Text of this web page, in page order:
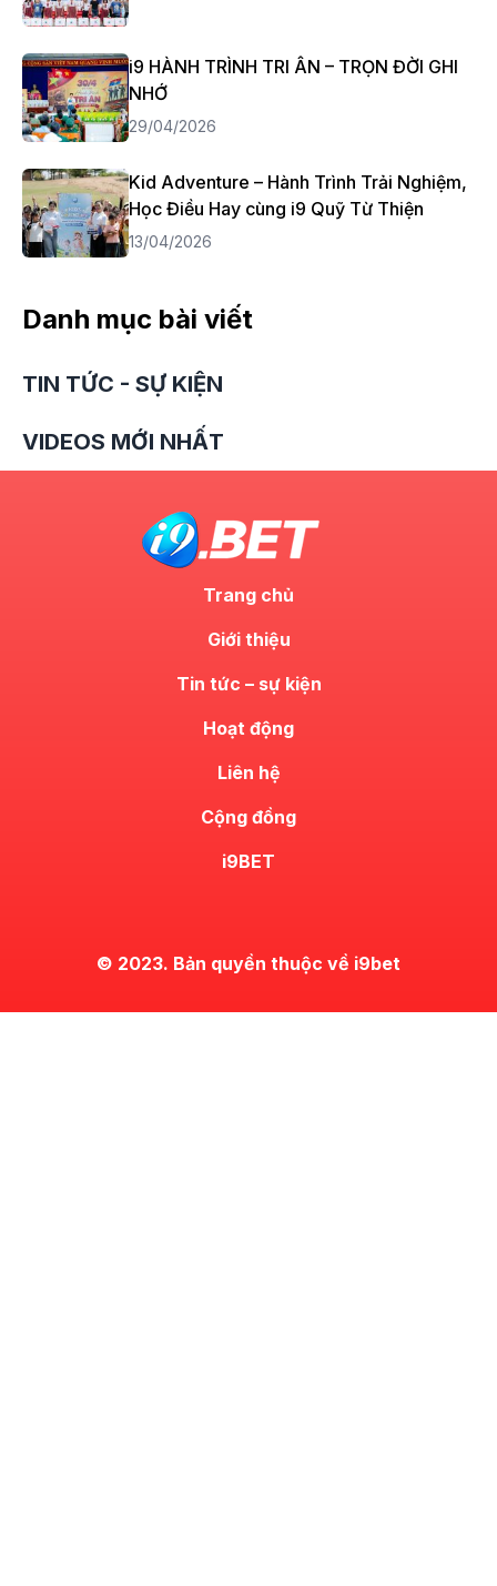
i9 HÀNH TRÌNH TRI ÂN – TRỌN ĐỜI GHI
NHỚ
29/04/2026
Kid Adventure – Hành Trình Trải Nghiệm,
Học Điều Hay cùng i9 Quỹ Từ Thiện
13/04/2026
Danh mục bài viết
TIN TỨC - SỰ KIỆN
VIDEOS MỚI NHẤT
Trang chủ
Giới thiệu
Tin tức – sự kiện
Hoạt động
Liên hệ
Cộng đồng
i9BET
© 2023. Bản quyền thuộc về i9bet